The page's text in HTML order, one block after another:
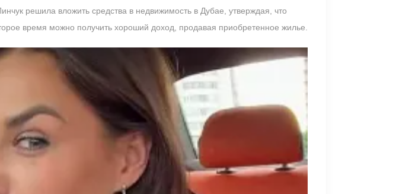
решила вложить средства в недвижимость в Дубае, утверждая, что
время можно получить хороший доход, продавая приобретенное жилье.